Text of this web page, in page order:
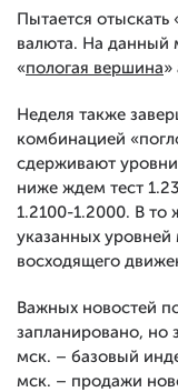
Пытается
валюта. На данный
«пологая вершина»
Неделя также
комбинацией
сдерживают
ниже ждем тест
1.2100-1.2000. В
указанных
восходящего
Важных новостей
запланировано, но
мск. – базовый
мск. – продажи